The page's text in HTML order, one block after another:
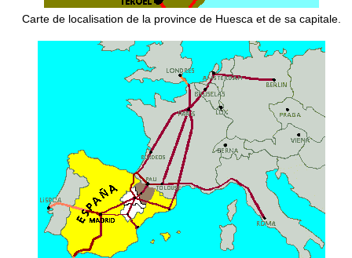
Carte de localisation de la province de Huesca et de sa capitale.